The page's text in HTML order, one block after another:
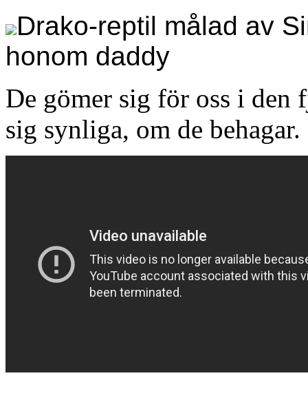
Drako-reptil målad av
honom daddy
De gömer sig för oss i den
sig synliga, om de behagar.